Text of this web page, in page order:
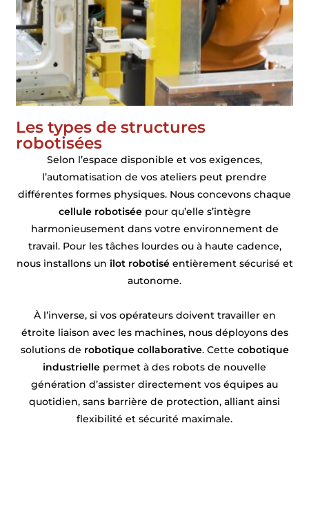
Les types de structures
robotisées
Selon l’espace disponible et vos exigences,
l’automatisation de vos ateliers peut prendre
différentes formes physiques. Nous concevons chaque
cellule robotiséepour qu’elle s’intègre
harmonieusement dans votre environnement de
travail. Pour les tâches lourdes ou à haute cadence,
nous installons un îlot robotiséentièrement sécurisé et
autonome.
À l’inverse, si vos opérateurs doivent travailler en
étroite liaison avec les machines, nous déployons des
solutions de robotique collaborative. Cette cobotique
industrielle permet à des robots de nouvelle
génération d’assister directement vos équipes au
quotidien, sans barrière de protection, alliant ainsi
flexibilité et sécurité maximale.